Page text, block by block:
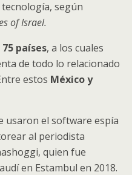
según
of Israel.
países, a los cuales
de todo lo relacionado
estos México y
usaron el software espía
al periodista
quien fue
en Estambul en 2018.